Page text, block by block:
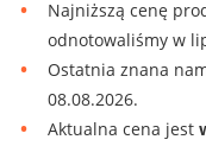
Najniższą cenę
odnotowaliśmy w
Ostatnia znana
08.08.2026.
Aktualna cena jest